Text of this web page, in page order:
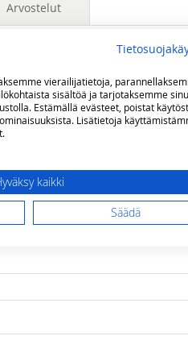
x 72,5 cm / Paino 1,5 kg
Arvostelut
voileipärauta
vierailijatietoja,
sisältöä ja tarjotaksemme
Estämällä evästeet, poistat
Lisätietoja
kaikki
Säädä